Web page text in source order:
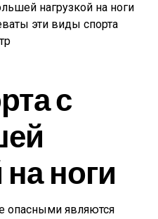
нагрузкой на ноги
эти виды спорта
с
на ноги
опасными являются